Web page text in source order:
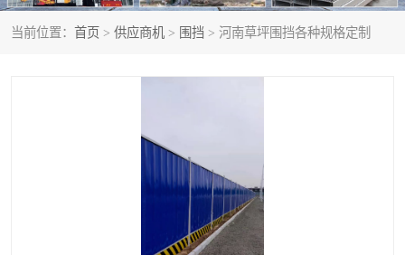
当前位置： 首页 > 供应商机 > 围挡 > 河南草坪围挡各种规格定制
建筑围挡 楼层板
压型彩钢板
彩钢板
生产加工单板复合围挡 市